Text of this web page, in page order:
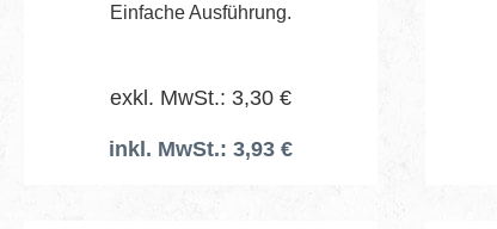
Einfache Ausführung.
exkl. MwSt.: 3,30 €
inkl. MwSt.: 3,93 €